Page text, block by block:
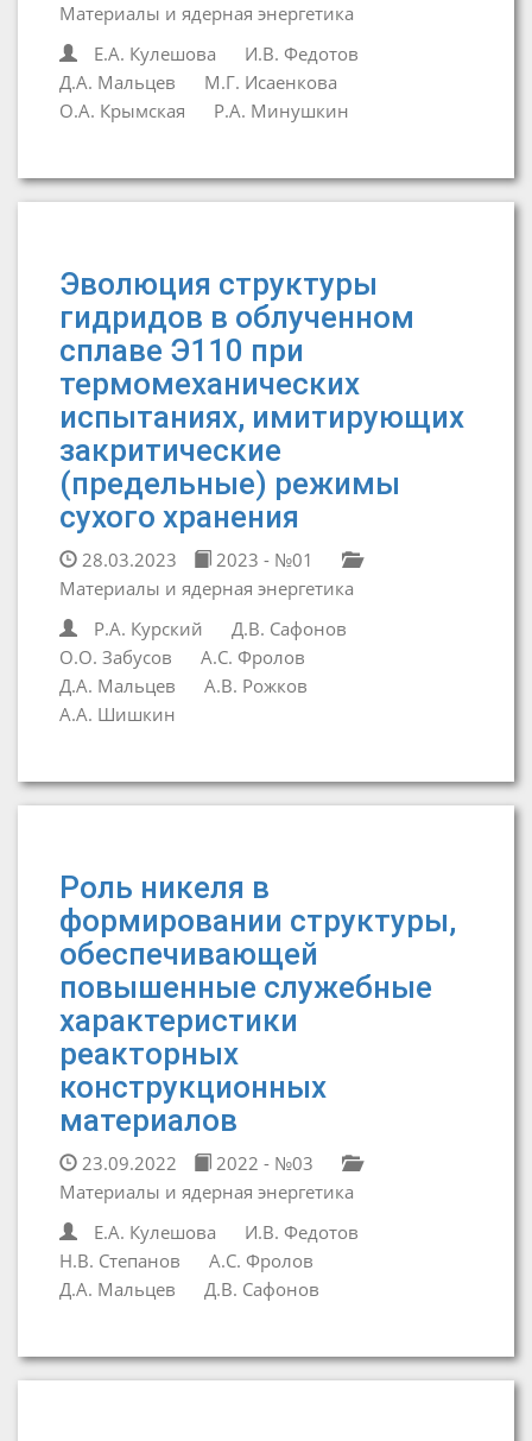
Материалы и ядерная энергетика
Е.А. Кулешова
И.В. Федотов
Д.А. Мальцев
М.Г. Исаенкова
О.А. Крымская
Р.А. Минушкин
Эволюция структуры
гидридов в облученном
сплаве Э110 при
термомеханических
испытаниях, имитирующих
закритические
(предельные) режимы
сухого хранения
28.03.2023
2023 - №01
Материалы и ядерная энергетика
Р.А. Курский
Д.В. Сафонов
О.О. Забусов
А.С. Фролов
Д.А. Мальцев
А.В. Рожков
А.А. Шишкин
Роль никеля в
формировании структуры,
обеспечивающей
повышенные служебные
характеристики
реакторных
конструкционных
материалов
23.09.2022
2022 - №03
Материалы и ядерная энергетика
Е.А. Кулешова
И.В. Федотов
Н.В. Степанов
А.С. Фролов
Д.А. Мальцев
Д.В. Сафонов